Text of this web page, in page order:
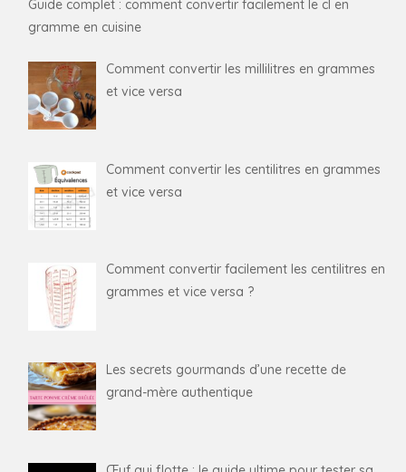
Guide complet : comment convertir facilement le cl en
gramme en cuisine
Comment convertir les millilitres en grammes
et vice versa
Comment convertir les centilitres en grammes
et vice versa
Comment convertir facilement les centilitres en
grammes et vice versa ?
Les secrets gourmands d’une recette de
grand-mère authentique